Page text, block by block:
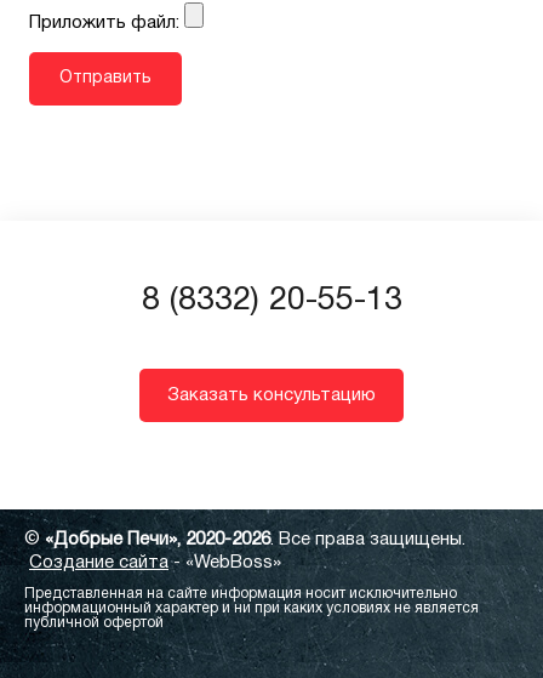
Приложить файл:
8 (8332) 20-55-13
Заказать консультацию
©«Добрые Печи», 2020-2026. Все права защищены.
Создание сайта- «WebBoss»
Представленная на сайте информация носит исключительно
информационный характер и ни при каких условиях не является
публичной офертой